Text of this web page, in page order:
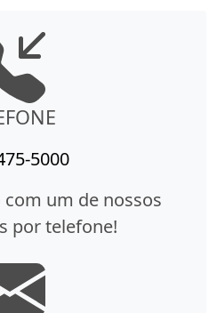
5000
um de nossos
por telefone!